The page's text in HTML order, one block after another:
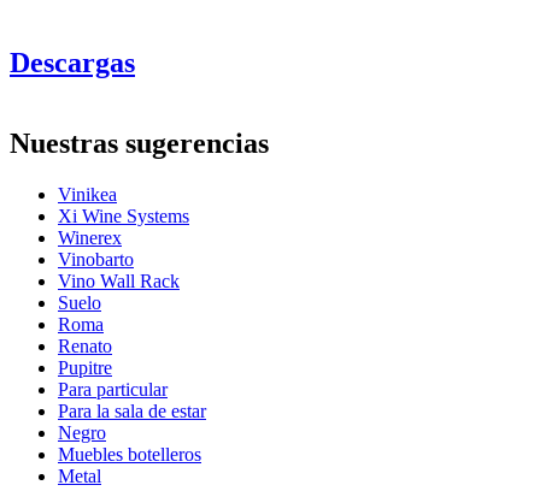
Número de producto
AcabadoNegro, Metal
Dimensiones (AnxAlxP cm)
Altura (cm)
Ancho (cm)24
Profundidad (cm)
Peso (kg)
Botellas
Número de botellas (Burdeos, máx)
Descargas
Nuestras sugerencias
Vinikea
Xi Wine Systems
Winerex
Vinobarto
Vino Wall Rack
Suelo
Roma
Renato
Pupitre
Para particular
Para la sala de estar
Negro
Muebles botelleros
Metal